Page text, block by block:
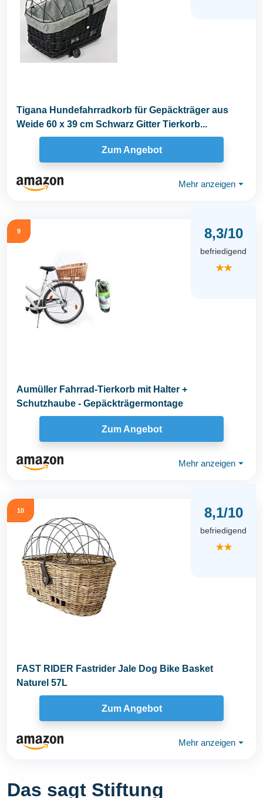
Tigana Hundefahrradkorb für Gepäckträger aus
Weide 60 x 39 cm Schwarz Gitter Tierkorb...
Zum Angebot
Mehr anzeigen ⏷
9 8,3/10
befriedigend
★★
Aumüller Fahrrad-Tierkorb mit Halter +
Schutzhaube - Gepäckträgermontage
Zum Angebot
Mehr anzeigen ⏷
10 8,1/10
befriedigend
★★
FAST RIDER Fastrider Jale Dog Bike Basket
Naturel 57L
Zum Angebot
Mehr anzeigen ⏷
Das sagt Stiftung